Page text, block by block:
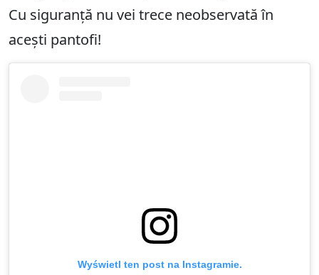
Cu siguranță nu vei trece neobservată în
acești pantofi!
Wyświetl ten post na Instagramie.